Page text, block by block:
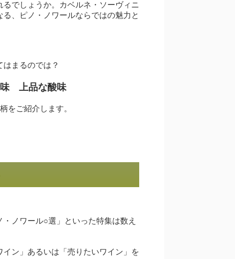
でしょうか。カベルネ・ソーヴィニ
、ピノ・ノワールならではの魅力と
まるのでは？
上品な酸味
をご紹介します。
ノワール○選」といった特集は数え
ン」あるいは「売りたいワイン」を